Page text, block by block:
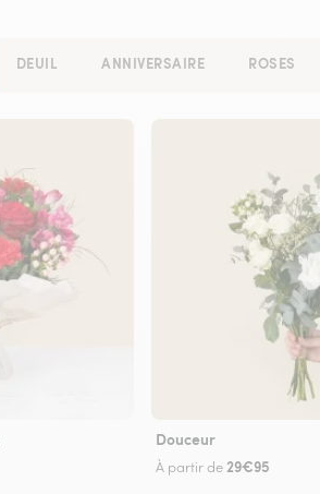
DEUIL ANNIVERSAIRE ROSES
Douceur
À partir de 29€95